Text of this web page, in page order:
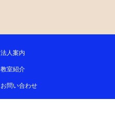
法人案内
教室紹介
お問い合わせ